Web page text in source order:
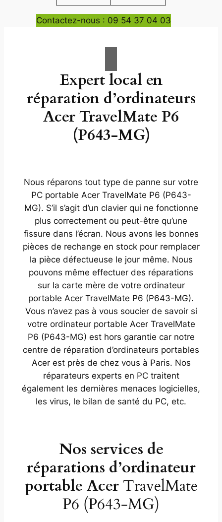
Contactez-nous : 09 54 37 04 03
Expert local en
réparation d’ordinateurs
Acer TravelMate P6
(P643-MG)
Nous réparons tout type de panne sur votre
PC portable Acer TravelMate P6 (P643-
MG). S’il s’agit d’un clavier qui ne fonctionne
plus correctement ou peut-être qu’une
fissure dans l’écran. Nous avons les bonnes
pièces de rechange en stock pour remplacer
la pièce défectueuse le jour même. Nous
pouvons même effectuer des réparations
sur la carte mère de votre ordinateur
portable Acer TravelMate P6 (P643-MG).
Vous n’avez pas à vous soucier de savoir si
votre ordinateur portable Acer TravelMate
P6 (P643-MG) est hors garantie car notre
centre de réparation d’ordinateurs portables
Acer est près de chez vous à Paris. Nos
réparateurs experts en PC traitent
également les dernières menaces logicielles,
les virus, le bilan de santé du PC, etc.
Nos services de
réparations d’ordinateur
portable AcerTravelMate
P6 (P643-MG)